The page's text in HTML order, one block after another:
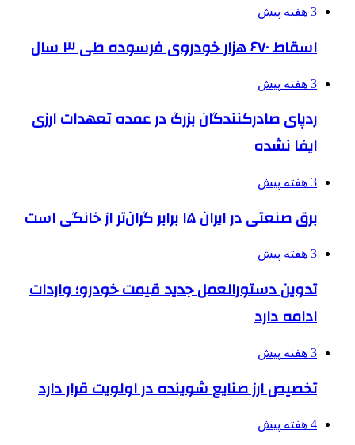
3 هفته پیش
اسقاط ۶۷۰ هزار خودروی فرسوده طی ۳ سال
3 هفته پیش
ردپای صادرکنندگان بزرگ در عمده تعهدات ارزی
ایفا نشده
3 هفته پیش
برق صنعتی در ایران ۱۵ برابر گران‌تر از خانگی است
3 هفته پیش
تدوین دستورالعمل جدید قیمت خودرو؛ واردات
ادامه دارد
3 هفته پیش
تخصیص ارز صنایع شوینده در اولویت قرار دارد
4 هفته پیش